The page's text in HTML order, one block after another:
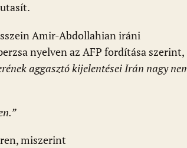
Amir-Abdollahian iráni
nyelven az AFP fordítása szerint,
aggasztó kijelentései Irán nagy
miszerint